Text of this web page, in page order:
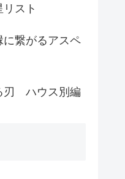
スト
繋がるアスペ
刃 ハウス別編